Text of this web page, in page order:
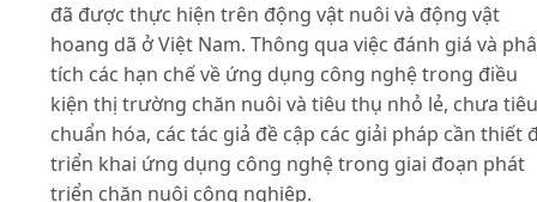
đã được thực hiện trên động vật nuôi và động vật
hoang dã ở Việt Nam. Thông qua việc đánh giá và
tích các hạn chế về ứng dụng công nghệ trong điều
kiện thị trường chăn nuôi và tiêu thụ nhỏ lẻ, chưa tiêu
chuẩn hóa, các tác giả đề cập các giải pháp cần thiết
triển khai ứng dụng công nghệ trong giai đoạn phát
triển chăn nuôi công nghiệp.